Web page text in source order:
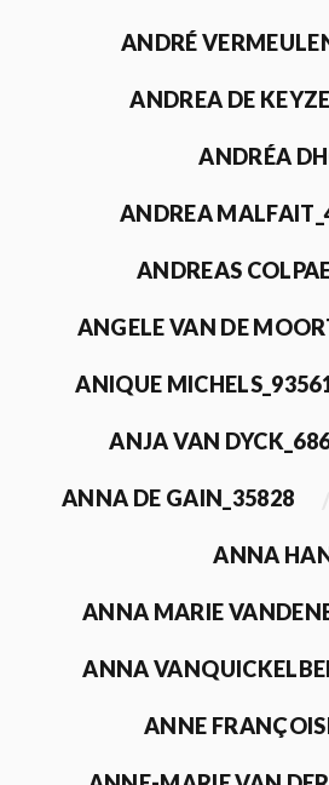
ANDRÉ
ANDREA DE
ANDRÉA
ANDREA
ANDREAS
ANGELE VAN DE
ANIQUE
ANJA VAN
ANNA DE GAIN_35828
ANNA
ANNA MARIE
ANNA
ANNE